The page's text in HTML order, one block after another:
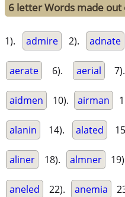
6 letter Words made
1). admire 2). adnate
aerate 6). aerial
aidmen 10). airman
alanin 14). alated
aliner 18). almner
aneled 22). anemia